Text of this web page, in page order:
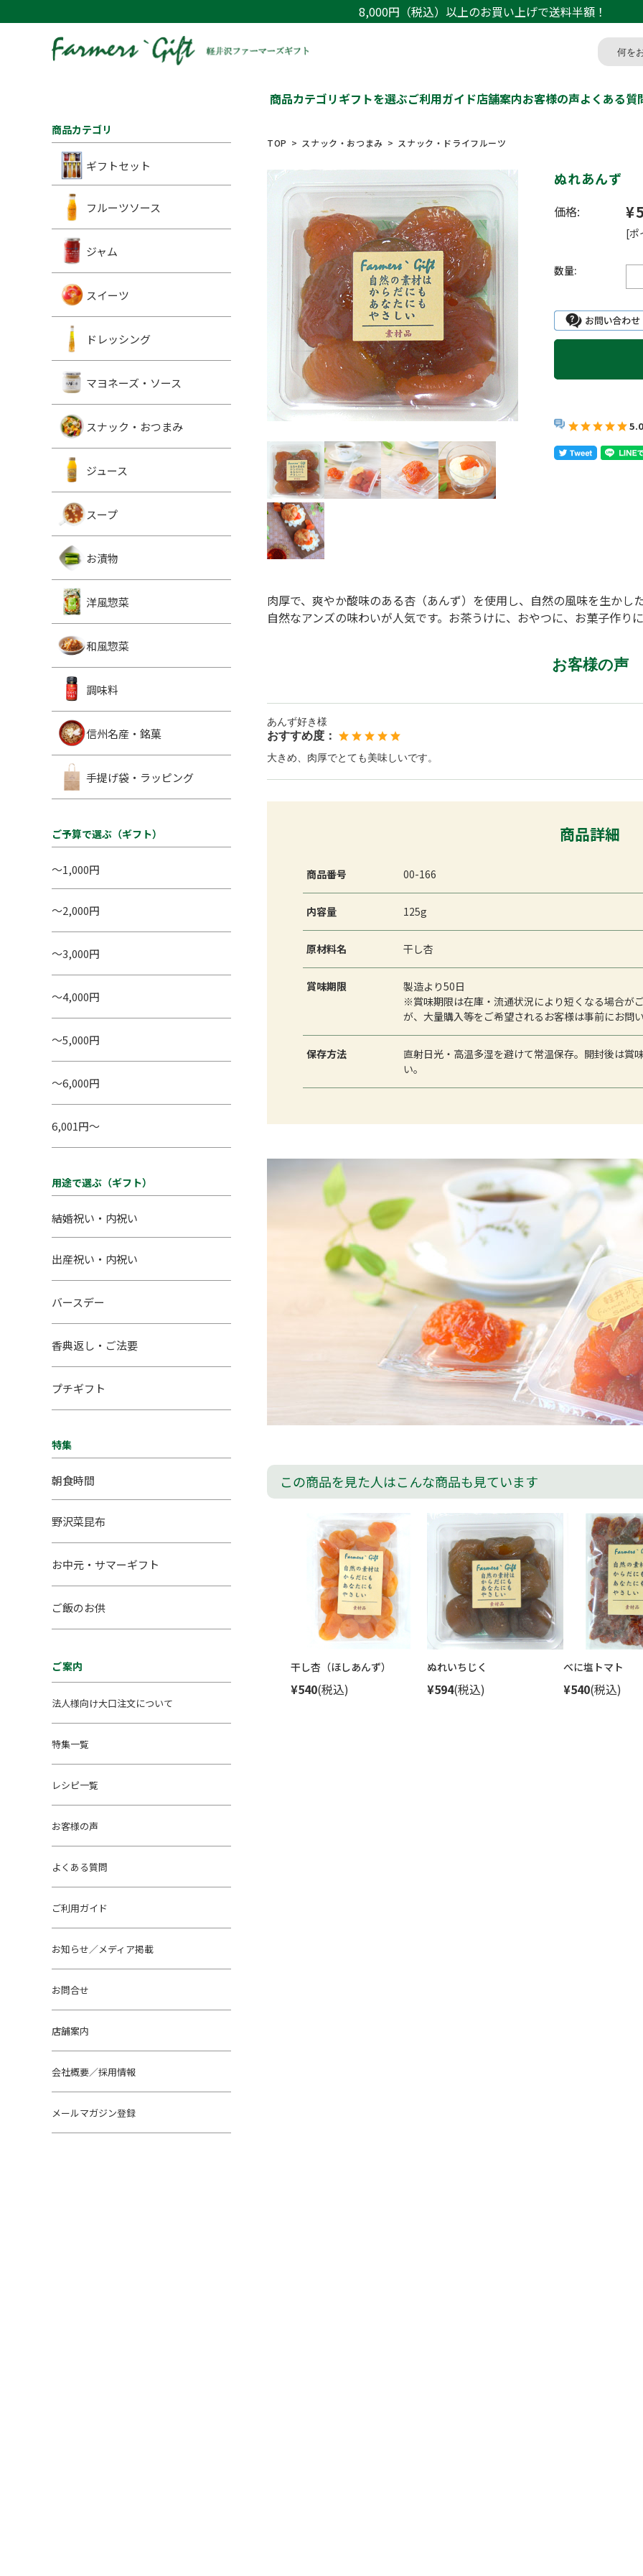
8,000円（税込）以上のお買い上げで送料半額！
商品カテゴリギフトを選ぶご利用ガイド店舗案内お客様の声よくある質
TOP スナック・おつまみ スナック・ドライフルーツ
ぬれあんず
価格:
[ポ
数量:
5.0
肉厚で、爽やか酸味のある杏（あんず）を使用し、自然の風味を生か
自然なアンズの味わいが人気です。お茶うけに、おやつに、お菓子作りに
お客様の声
あんず好き様
おすすめ度：
大きめ、肉厚でとても美味しいです。
商品詳細
商品番号 00-166
内容量 125g
原材料名 干し杏
賞味期限
製造より50日
※賞味期限は在庫・流通状況により短くなる場合が
が、大量購入等をご希望されるお客様は事前にお問
保存方法
直射日光・高温多湿を避けて常温保存。開封後は賞
い。
この商品を見た人はこんな商品も見ています
干し杏（ほしあんず）
¥540(税込)
ぬれいちじく
¥594(税込)
べに塩トマト
¥540(税込)
商品カテゴリ
ギフトセット
フルーツソース
ジャム
スイーツ
ドレッシング
マヨネーズ・ソース
スナック・おつまみ
ジュース
スープ
お漬物
洋風惣菜
和風惣菜
調味料
信州名産・銘菓
手提げ袋・ラッピング
ご予算で選ぶ（ギフト）
～1,000円
～2,000円
～3,000円
～4,000円
～5,000円
～6,000円
6,001円～
用途で選ぶ（ギフト）
結婚祝い・内祝い
出産祝い・内祝い
バースデー
香典返し・ご法要
プチギフト
特集
朝食時間
野沢菜昆布
お中元・サマーギフト
ご飯のお供
ご案内
法人様向け大口注文について
特集一覧
レシピ一覧
お客様の声
よくある質問
ご利用ガイド
お知らせ／メディア掲載
お問合せ
店舗案内
会社概要／採用情報
メールマガジン登録